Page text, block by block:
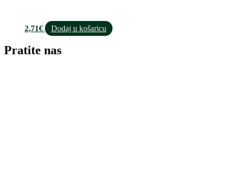
2,71€ Dodaj u košaricu
Pratite nas